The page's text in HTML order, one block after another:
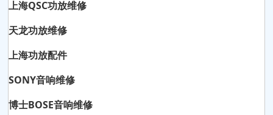
上海QSC功放维修
天龙功放维修
上海功放配件
SONY音响维修
博士BOSE音响维修